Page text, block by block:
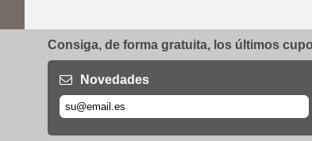
Consiga, de forma gratuita, los últimos
Novedades